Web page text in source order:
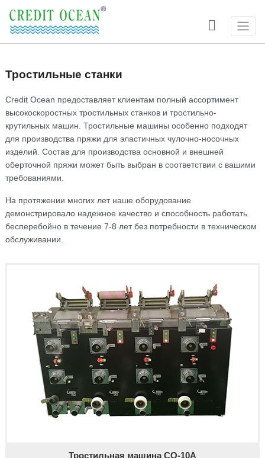

Тростильные станки
Credit Ocean предоставляет клиентам полный ассортимент
высокоскоростных тростильных станков и тростильно-
крутильных машин. Тростильные машины особенно подходят
для производства пряжи для эластичных чулочно-носочных
изделий. Состав для производства основной и внешней
оберточной пряжи может быть выбран в соответствии с вашими
требованиями.
На протяжении многих лет наше оборудование
демонстрировало надежное качество и способность работать
бесперебойно в течение 7-8 лет без потребности в техническом
обслуживании.
Тростильная машина CO-10A